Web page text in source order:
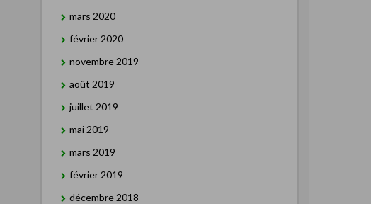
mars 2020
février 2020
novembre 2019
août 2019
juillet 2019
mai 2019
mars 2019
février 2019
décembre 2018